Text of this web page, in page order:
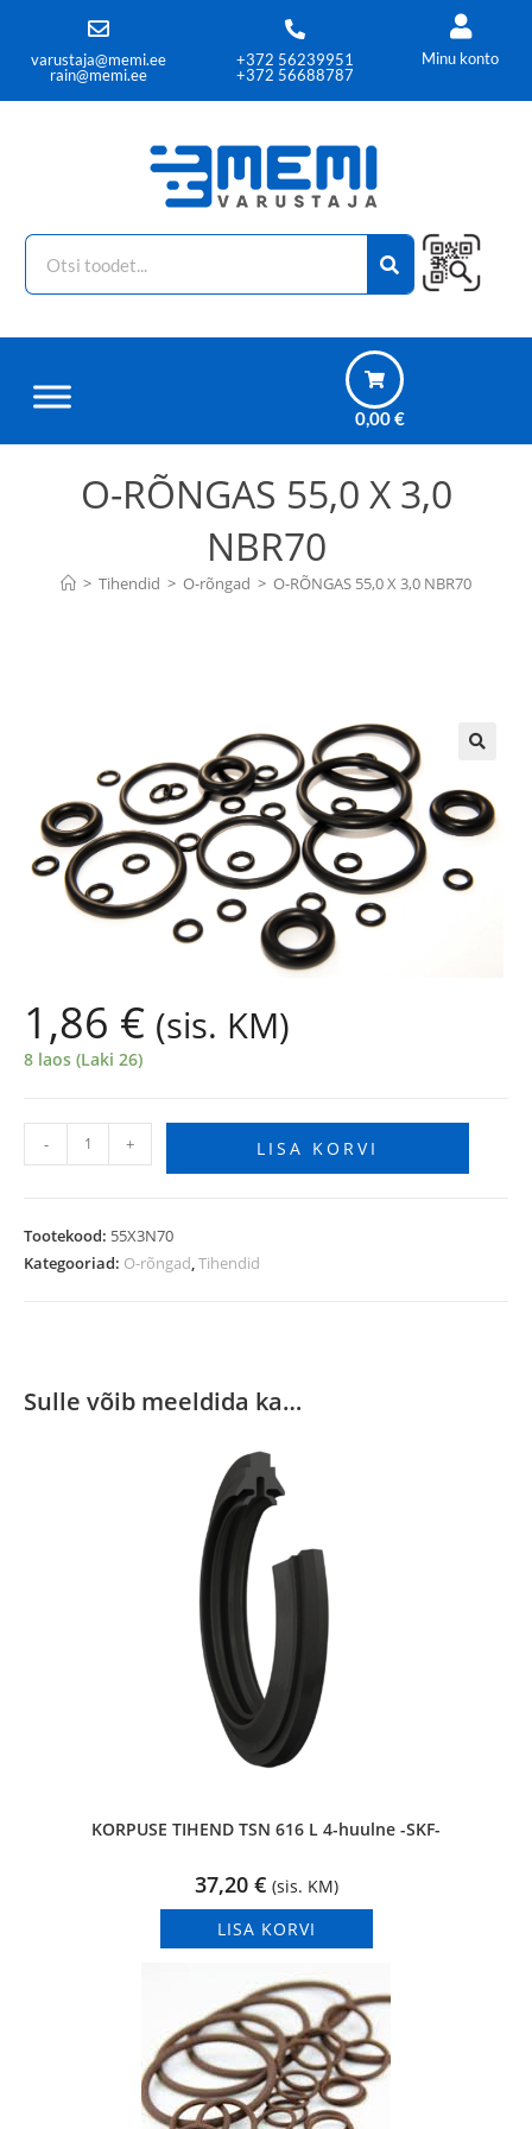
varustaja@memi.ee
rain@memi.ee
+372 56239951
+372 56688787
Minu konto
0,00€
O-RÕNGAS 55,0 X 3,0
NBR70
> Tihendid > O-rõngad > O-RÕNGAS 55,0 X 3,0 NBR70
1,86 € (sis. KM)
8 laos (Laki 26)
- + LISA KORVI
Tootekood: 55X3N70
Kategooriad: O-rõngad,Tihendid
Sulle võib meeldida ka…
KORPUSE TIHEND TSN 616 L 4-huulne -SKF-
37,20 € (sis. KM)
LISA KORVI